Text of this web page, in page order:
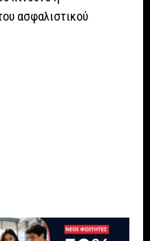
ασφαλιστικού